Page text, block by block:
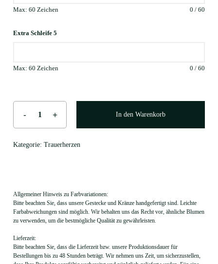
0 /60
Max: 60 Zeichen
Extra Schleife 5
0 /60
Max: 60 Zeichen
In den Warenkorb
Kategorie: Trauerherzen
Allgemeiner Hinweis zu Farbvariationen:
Bitte beachten Sie, dass unsere Gestecke und Kränze handgefertigt sind. Leichte
Farbabweichungen sind möglich. Wir behalten uns das Recht vor, ähnliche Blumen
zu verwenden, um die bestmögliche Qualität zu gewährleisten.
Lieferzeit:
Bitte beachten Sie, dass die Lieferzeit bzw. unsere Produktionsdauer für
Bestellungen bis zu 48 Stunden beträgt. Wir nehmen uns Zeit, um sicherzustellen,